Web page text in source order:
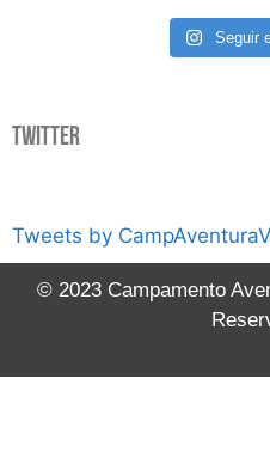
Seguir
Twitter
Tweets by
© 2023 Campamento